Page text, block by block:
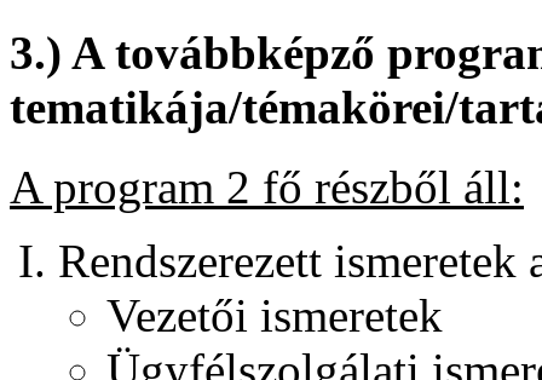
3.) A továbbképző
tematikája/témakörei/
A program 2 fő részből áll:
Rendszerezett
Vezetői ismeretek